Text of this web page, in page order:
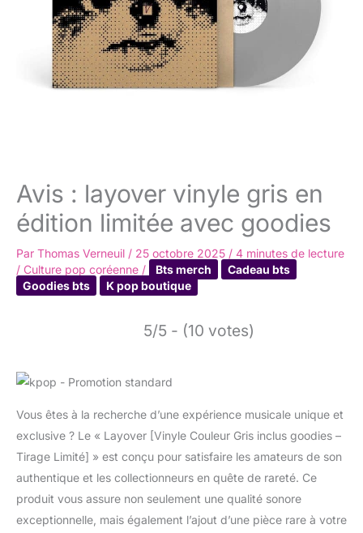
Avis : layover vinyle gris en
édition limitée avec goodies
Par Thomas Verneuil / 25 octobre 2025 / 4 minutes de lecture
/ Culture pop coréenne / Bts merch
Cadeau bts
Goodies bts
K pop boutique
5/5 - (10 votes)
Vous êtes à la recherche d’une expérience musicale unique et
exclusive ? Le « Layover [Vinyle Couleur Gris inclus goodies –
Tirage Limité] » est conçu pour satisfaire les amateurs de son
authentique et les collectionneurs en quête de rareté. Ce
produit vous assure non seulement une qualité sonore
exceptionnelle, mais également l’ajout d’une pièce rare à votre